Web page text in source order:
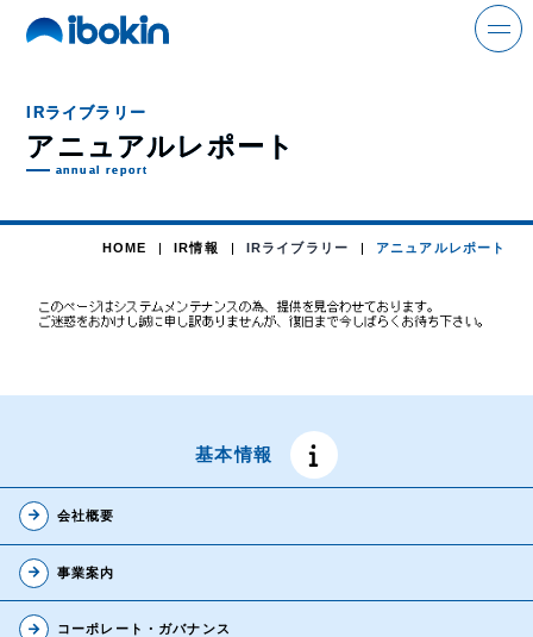
解体事業
運輸事業
IRライブラリー
アニュアルレポート
annual report
HOME IR情報 IRライブラリー アニュアルレポート
基本情報
arrow_forward 会社概要
arrow_forward 事業案内
arrow_forward コーポレート・ガバナンス